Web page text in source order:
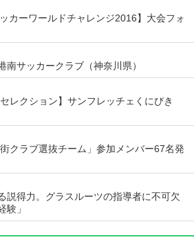
カーワールドチャレンジ2016】大会フォ
南サッカークラブ（神奈川県）
レクション】サンフレッチェくにびき
クラブ選抜チーム」参加メンバー67名発
説得力。グラスルーツの指導者に不可欠
験」